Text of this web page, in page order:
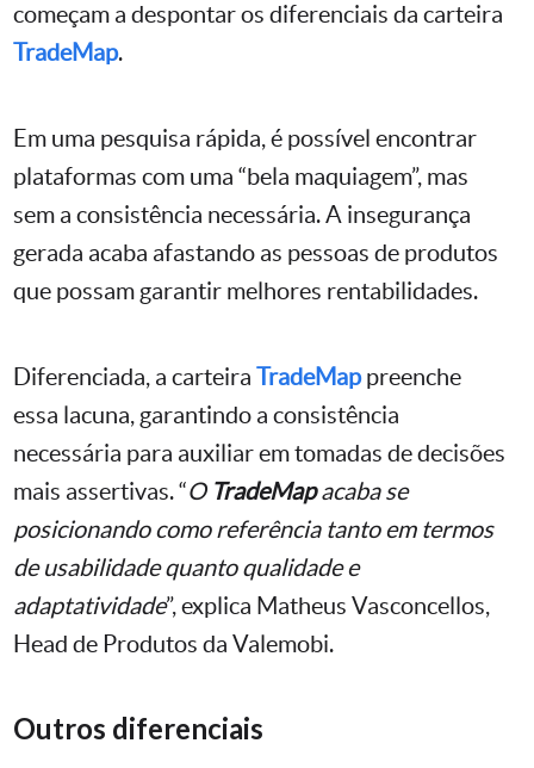
começam a despontar os diferenciais da carteira
TradeMap.
Em uma pesquisa rápida, é possível encontrar
plataformas com uma “bela maquiagem”, mas
sem a consistência necessária. A insegurança
gerada acaba afastando as pessoas de produtos
que possam garantir melhores rentabilidades.
Diferenciada, a carteira TradeMappreenche
essa lacuna, garantindo a consistência
necessária para auxiliar em tomadas de decisões
mais assertivas. “O TradeMapacaba se
posicionando como referência tanto em termos
de usabilidade quanto qualidade e
adaptatividade”, explica Matheus Vasconcellos,
Head de Produtos da Valemobi.
Outros diferenciais